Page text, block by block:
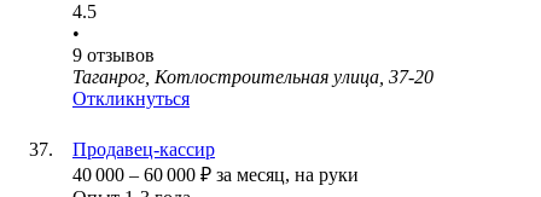
4.5
•
9 отзывов
Таганрог, Котлостроительная улица, 37-20
Откликнуться
Продавец-кассир
40 000 – 60 000 ₽ за месяц, на руки